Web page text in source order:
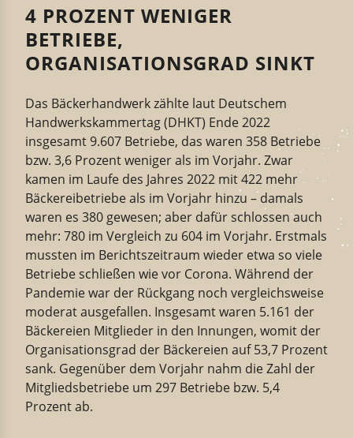
4 PROZENT WENIGER
BETRIEBE,
ORGANISATIONSGRAD SINKT
Das Bäckerhandwerk zählte laut Deutschem
Handwerkskammertag (DHKT) Ende 2022
insgesamt 9.607 Betriebe, das waren 358 Betriebe
bzw. 3,6 Prozent weniger als im Vorjahr. Zwar
kamen im Laufe des Jahres 2022 mit 422 mehr
Bäckereibetriebe als im Vorjahr hinzu – damals
waren es 380 gewesen; aber dafür schlossen auch
mehr: 780 im Vergleich zu 604 im Vorjahr. Erstmals
mussten im Berichtszeitraum wieder etwa so viele
Betriebe schließen wie vor Corona. Während der
Pandemie war der Rückgang noch vergleichsweise
moderat ausgefallen. Insgesamt waren 5.161 der
Bäckereien Mitglieder in den Innungen, womit der
Organisationsgrad der Bäckereien auf 53,7 Prozent
sank. Gegenüber dem Vorjahr nahm die Zahl der
Mitgliedsbetriebe um 297 Betriebe bzw. 5,4
Prozent ab.